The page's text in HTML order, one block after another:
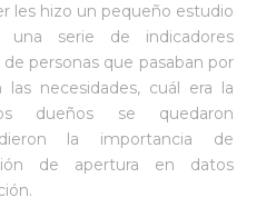
les hizo un pequeño estudio
una serie de indicadores
personas que pasaban por
necesidades, cuál era la
dueños se quedaron
la importancia de
de apertura en datos